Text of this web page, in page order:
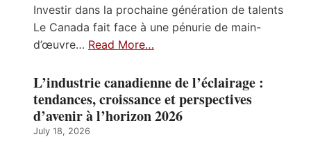
Investir dans la prochaine génération de talents
Le Canada fait face à une pénurie de main-
d’œuvre… Read More…
L’industrie canadienne de l’éclairage :
tendances, croissance et perspectives
d’avenir à l’horizon 2026
July 18, 2026